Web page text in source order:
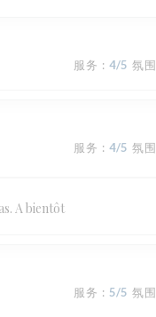
服务 : 4/5 氛围
服务 : 4/5 氛围
A bientôt
服务 : 5/5 氛围